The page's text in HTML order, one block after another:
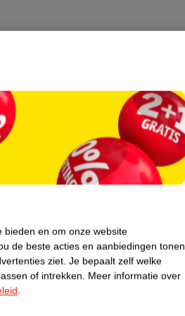
bieden en om onze website
de beste acties en aanbiedingen tonen
ziet. Je bepaalt zelf welke
of intrekken. Meer informatie over
.